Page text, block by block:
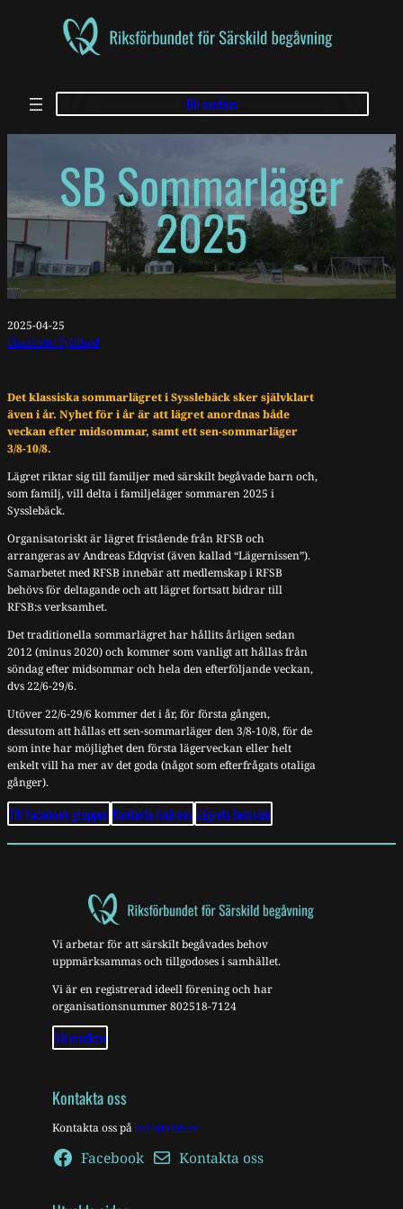
Bli medlem
SB Sommarläger
2025
2025-04-25
Charlotte Tyldhed
Det klassiska sommarlägret i Sysslebäck sker självklart
även i år. Nyhet för i år är att lägret anordnas både
veckan efter midsommar, samt ett sen-sommarläger
3/8-10/8.
Lägret riktar sig till familjer med särskilt begåvade barn och,
som familj, vill delta i familjeläger sommaren 2025 i
Sysslebäck.
Organisatoriskt är lägret fristående från RFSB och
arrangeras av Andreas Edqvist (även kallad “Lägernissen”).
Samarbetet med RFSB innebär att medlemskap i RFSB
behövs för deltagande och att lägret fortsatt bidrar till
RFSB:s verksamhet.
Det traditionella sommarlägret har hållits årligen sedan
2012 (minus 2020) och kommer som vanligt att hållas från
söndag efter midsommar och hela den efterföljande veckan,
dvs 22/6-29/6.
Utöver 22/6-29/6 kommer det i år, för första gången,
dessutom att hållas ett sen-sommarläger den 3/8-10/8, för de
som inte har möjlighet den första lägerveckan eller helt
enkelt vill ha mer av det goda (något som efterfrågats otaliga
gånger).
Till Facebook-gruppen Kontakta Andreas Lägrets hemsida
Vi arbetar för att särskilt begåvades behov
uppmärksammas och tillgodoses i samhället.
Vi är en registrerad ideell förening och har
organisationsnummer 802518-7124
Bli medlem
Kontakta oss
Kontakta oss påinfo@rfsb.se
Facebook Kontakta oss